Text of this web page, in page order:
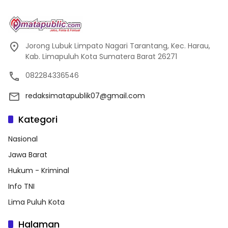
Jorong Lubuk Limpato Nagari Tarantang, Kec. Harau,
Kab. Limapuluh Kota Sumatera Barat 26271
082284336546
redaksimatapublik07@gmail.com
Kategori
Nasional
Jawa Barat
Hukum - Kriminal
Info TNI
Lima Puluh Kota
Halaman